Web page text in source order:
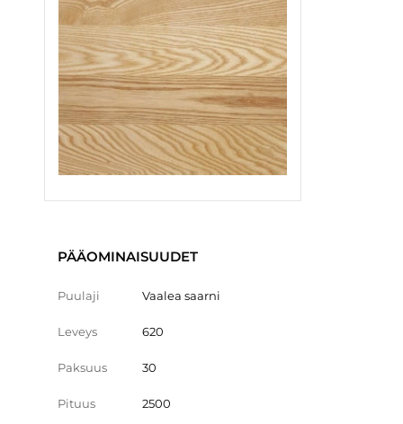
PÄÄOMINAISUUDET
Puulaji Vaalea saarni
Leveys 620
Paksuus 30
Pituus 2500